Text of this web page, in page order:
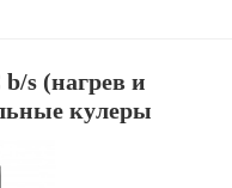
s (нагрев и
кулеры